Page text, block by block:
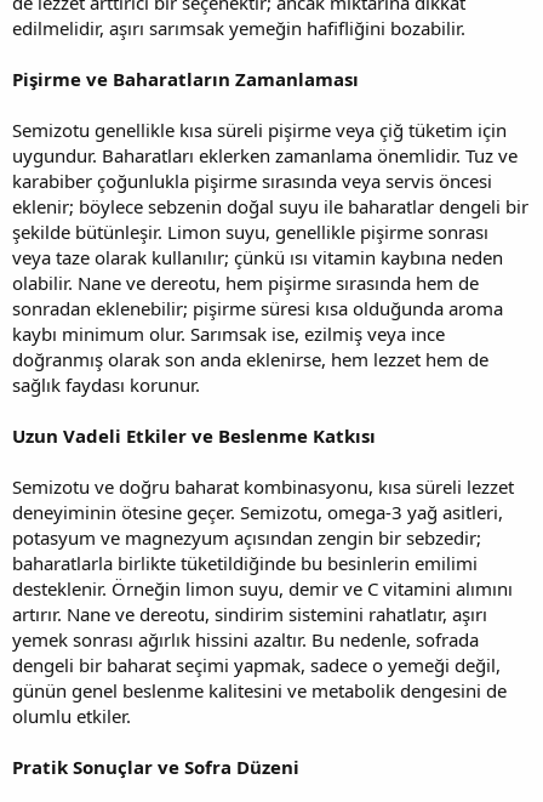
edilmelidir, aşırı sarımsak yemeğin hafifliğini bozabilir.
Pişirme ve Baharatların Zamanlaması
Semizotu genellikle kısa süreli pişirme veya çiğ tüketim için
uygundur. Baharatları eklerken zamanlama önemlidir. Tuz ve
karabiber çoğunlukla pişirme sırasında veya servis öncesi
eklenir; böylece sebzenin doğal suyu ile baharatlar dengeli bir
şekilde bütünleşir. Limon suyu, genellikle pişirme sonrası
veya taze olarak kullanılır; çünkü ısı vitamin kaybına neden
olabilir. Nane ve dereotu, hem pişirme sırasında hem de
sonradan eklenebilir; pişirme süresi kısa olduğunda aroma
kaybı minimum olur. Sarımsak ise, ezilmiş veya ince
doğranmış olarak son anda eklenirse, hem lezzet hem de
sağlık faydası korunur.
Uzun Vadeli Etkiler ve Beslenme Katkısı
Semizotu ve doğru baharat kombinasyonu, kısa süreli lezzet
deneyiminin ötesine geçer. Semizotu, omega-3 yağ asitleri,
potasyum ve magnezyum açısından zengin bir sebzedir;
baharatlarla birlikte tüketildiğinde bu besinlerin emilimi
desteklenir. Örneğin limon suyu, demir ve C vitamini alımını
artırır. Nane ve dereotu, sindirim sistemini rahatlatır, aşırı
yemek sonrası ağırlık hissini azaltır. Bu nedenle, sofrada
dengeli bir baharat seçimi yapmak, sadece o yemeği değil,
günün genel beslenme kalitesini ve metabolik dengesini de
olumlu etkiler.
Pratik Sonuçlar ve Sofra Düzeni